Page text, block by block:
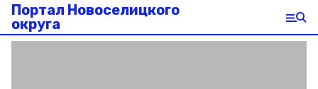
Портал Новоселицкого
округа